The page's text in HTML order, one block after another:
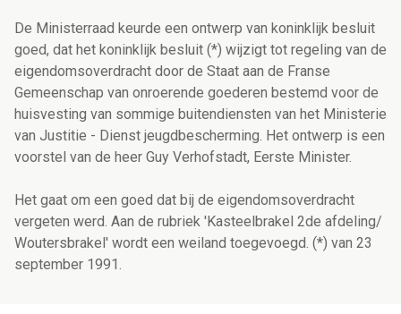
De Ministerraad keurde een ontwerp van koninklijk besluit
goed, dat het koninklijk besluit (*) wijzigt tot regeling van de
eigendomsoverdracht door de Staat aan de Franse
Gemeenschap van onroerende goederen bestemd voor de
huisvesting van sommige buitendiensten van het Ministerie
van Justitie - Dienst jeugdbescherming. Het ontwerp is een
voorstel van de heer Guy Verhofstadt, Eerste Minister.
Het gaat om een goed dat bij de eigendomsoverdracht
vergeten werd. Aan de rubriek 'Kasteelbrakel 2de afdeling/
Woutersbrakel' wordt een weiland toegevoegd. (*) van 23
september 1991.